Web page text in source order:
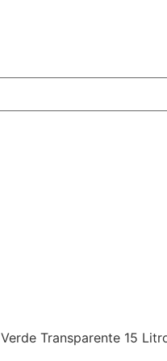
Transparente 15